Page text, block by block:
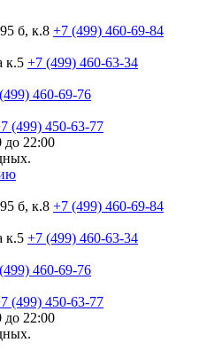
б, к.8 +7 (499) 460-69-84
к.5 +7 (499) 460-63-34
460-69-76
(499) 450-63-77
до 22:00
б, к.8 +7 (499) 460-69-84
к.5 +7 (499) 460-63-34
460-69-76
(499) 450-63-77
до 22:00